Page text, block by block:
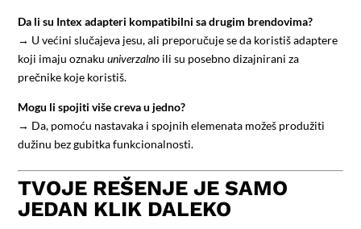
Da li su Intex adapteri kompatibilni sa drugim brendovima?
→ U većini slučajeva jesu, ali preporučuje se da koristiš adaptere
koji imaju oznakuuniverzalno ili su posebno dizajnirani za
prečnike koje koristiš.
Mogu li spojiti više creva u jedno?
→ Da, pomoću nastavaka i spojnih elemenata možeš produžiti
dužinu bez gubitka funkcionalnosti.
TVOJE REŠENJE JE SAMO
JEDAN KLIK DALEKO